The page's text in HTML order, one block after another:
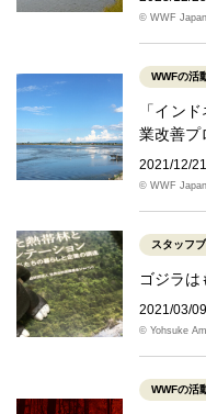
© WWF Japan
WWFの活
「イン
業改善プ
2021/12/21
© WWF Japan
スタッフ
ゴジラは
2021/03/09
© Yohsuke
WWFの活